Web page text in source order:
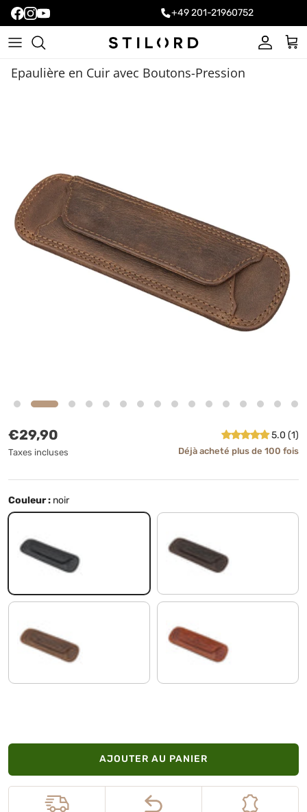
+49 201-21960752
Compte
Epaulière en Cuir avec Boutons-Pression
Prix habituel
€29,90
Taxes incluses
5.0 (1)
Déjà acheté plus de 100 fois
Couleur : noir
noir marron - foncé
marron moyen kara - cognac
AJOUTER AU PANIER